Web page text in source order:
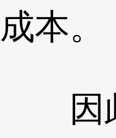
成本。
因